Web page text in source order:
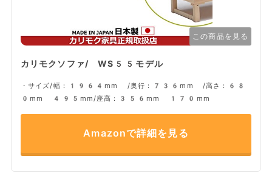
この商品を見る
カリモクソファ/ WS55モデル
・サイズ/幅：1964mm /奥行：736mm /高さ：68
0mm 495mm/座高：356mm 170mm
Amazonで詳細を見る